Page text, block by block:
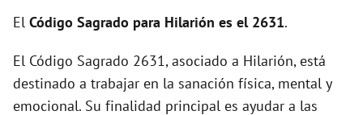
i
d
El Código Sagrado para Hilarión es el 2631.
El Código Sagrado 2631, asociado a Hilarión, está
destinado a trabajar en la sanación física, mental y
emocional. Su finalidad principal es ayudar a las